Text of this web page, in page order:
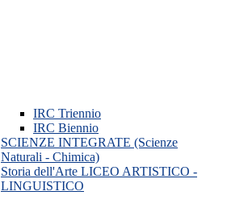
IRC Triennio
IRC Biennio
SCIENZE INTEGRATE (Scienze
Naturali - Chimica)
Storia dell'Arte LICEO ARTISTICO -
LINGUISTICO